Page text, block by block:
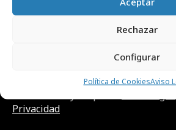
Rechazar
Configurar
Política de CookiesAviso
Privacidad